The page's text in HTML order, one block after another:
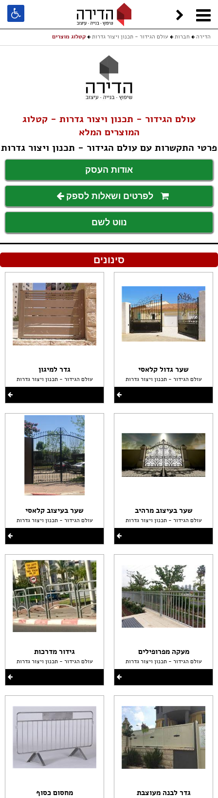
הדירה חברות עולם הגידור - תכנון ויצור גדרות קטלוג מוצרים
עולם הגידור - תכנון ויצור גדרות - קטלוג
המוצרים המלא
פרטי התקשרות עם עולם הגידור - תכנון ויצור גדרות
אודות העסק
לפרטים ושאלות לספק
נווט לשם
סינונים
שער גדול קלאסי
עולם הגידור - תכנון ויצור גדרות
שער בעיצוב מרהיב
עולם הגידור - תכנון ויצור גדרות
מעקה מפרופילים
עולם הגידור - תכנון ויצור גדרות
גדר לבנה מעוצבת
גדר למיגון
עולם הגידור - תכנון ויצור גדרות
שער בעיצוב קלאסי
עולם הגידור - תכנון ויצור גדרות
גידור מדרכות
עולם הגידור - תכנון ויצור גדרות
מחסום כסוף